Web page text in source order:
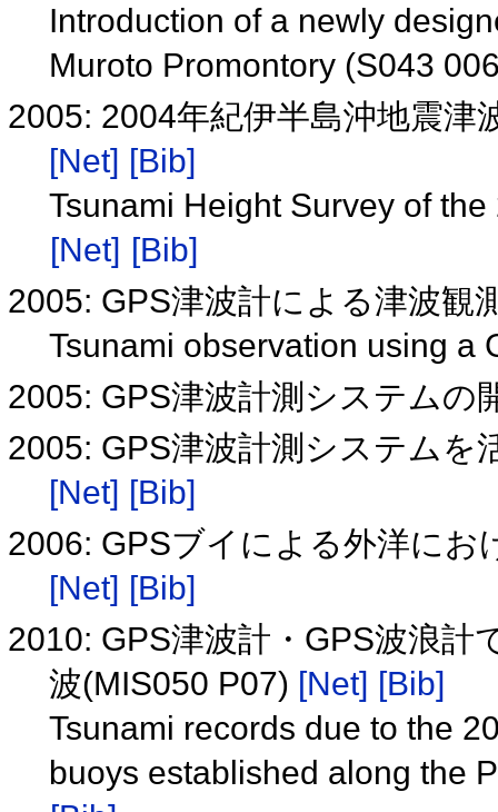
Introduction of a newly
Muroto Promontory (S043
2005: 2004年紀伊半島沖地震津
[Net] [Bib]
Tsunami Height Survey of
[Net] [Bib]
2005: GPS津波計による津波観
Tsunami observation using a
2005: GPS津波計測システムの
2005: GPS津波計測システムを
[Net] [Bib]
2006: GPSブイによる外洋にお
[Net] [Bib]
2010: GPS津波計・GPS波浪
波(MIS050 P07) [Net] [Bib]
Tsunami records due to the
buoys established along the